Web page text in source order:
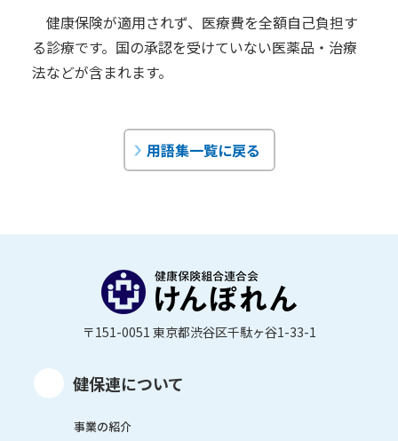
健康保険が適用されず、医療費を全額自己負担す
る診療です。国の承認を受けていない医薬品・治療
法などが含まれます。
用語集一覧に戻る
〒151-0051 東京都渋谷区千駄ヶ谷1-33-1
健保連について
事業の紹介